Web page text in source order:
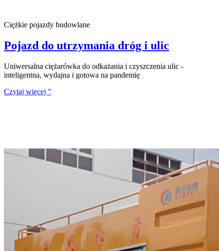
Ciężkie pojazdy budowlane
Pojazd do utrzymania dróg i ulic
Uniwersalna ciężarówka do odkażania i czyszczenia ulic -
inteligentna, wydajna i gotowa na pandemię
Czytaj więcej "